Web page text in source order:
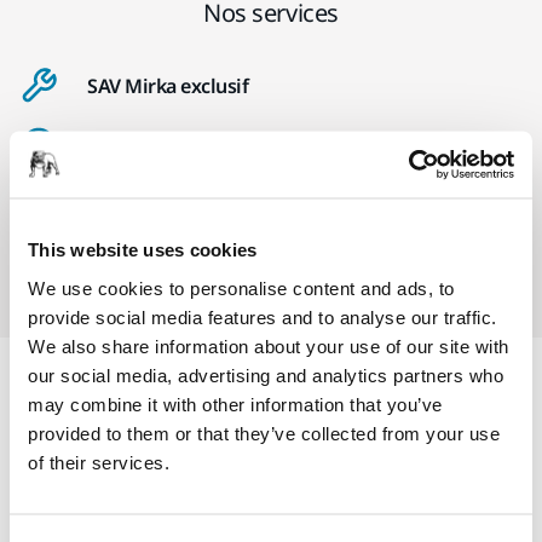
This website uses cookies
We use cookies to personalise content and ads, to
provide social media features and to analyse our traffic.
We also share information about your use of our site with
our social media, advertising and analytics partners who
may combine it with other information that you’ve
provided to them or that they’ve collected from your use
of their services.
Nos services
SAV Mirka exclusif
Abrasifs & outils professionnels au service d'une
finition impeccable
Informations produit